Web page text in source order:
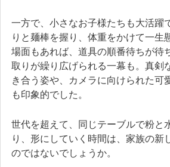
一方で、小さなお子様たちも大活躍
りと麺棒を握り、体重をかけて一生
場面もあれば、道具の順番待ちが待
取りが繰り広げられる一幕も。真剣
き合う姿や、カメラに向けられた可
も印象的でした。
世代を超えて、同じテーブルで粉と
り、形にしていく時間は、家族の新
のではないでしょうか。